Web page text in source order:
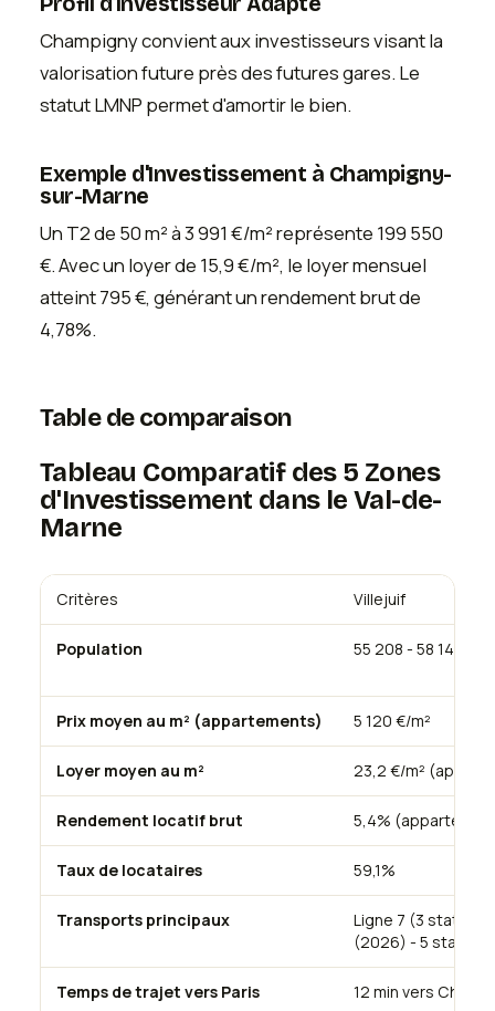
Champigny convient aux investisseurs visant la
valorisation future près des futures gares. Le
statut LMNP permet d'amortir le bien.
Exemple d'Investissement à Champigny-
sur-Marne
Un T2 de 50 m² à 3 991 €/m² représente 199 550
€. Avec un loyer de 15,9 €/m², le loyer mensuel
atteint 795 €, générant un rendement brut de
4,78%.
Table de comparaison
Tableau Comparatif des 5 Zones
d'Investissement dans le Val-de-
Marne
Critères Villejuif
Population 55 208 - 58 142
Prix moyen au m² (appartements) 5 120 €/m²
Loyer moyen au m² 23,2 €/m²
Rendement locatif brut 5,4%
Taux de locataires 59,1%
Transports principaux
Ligne 7 (3
(2026) - 5
Temps de trajet vers Paris 12 min vers